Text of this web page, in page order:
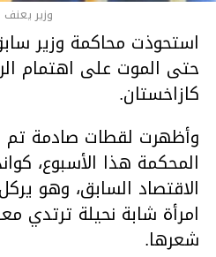
وزير يعنف
استحوذت محاكمة وزير
حتى الموت على اهتمام
كازاخستان.
وأظهرت لقطات صادمة
المحكمة هذا الأسبوع،
الاقتصاد السابق، وهو
امرأة شابة نحيلة ترتدي
شعرها.